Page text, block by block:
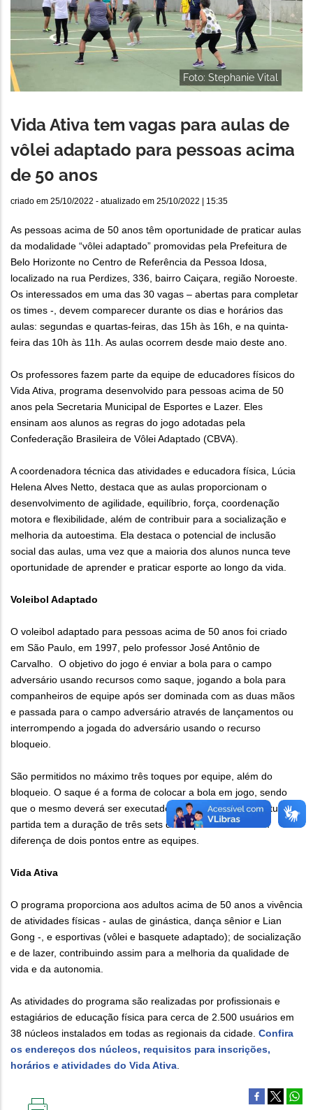
Foto: Stephanie Vital
Vida Ativa tem vagas para aulas de
vôlei adaptado para pessoas acima
de 50 anos
criado em 25/10/2022 - atualizado em 25/10/2022 | 15:35
As pessoas acima de 50 anos têm oportunidade de praticar aulas
da modalidade “vôlei adaptado” promovidas pela Prefeitura de
Belo Horizonte no Centro de Referência da Pessoa Idosa,
localizado na rua Perdizes, 336, bairro Caiçara, região Noroeste.
Os interessados em uma das 30 vagas – abertas para completar
os times -, devem comparecer durante os dias e horários das
aulas: segundas e quartas-feiras, das 15h às 16h, e na quinta-
feira das 10h às 11h. As aulas ocorrem desde maio deste ano.
Os professores fazem parte da equipe de educadores físicos do
Vida Ativa, programa desenvolvido para pessoas acima de 50
anos pela Secretaria Municipal de Esportes e Lazer. Eles
ensinam aos alunos as regras do jogo adotadas pela
Confederação Brasileira de Vôlei Adaptado (CBVA).
A coordenadora técnica das atividades e educadora física, Lúcia
Helena Alves Netto, destaca que as aulas proporcionam o
desenvolvimento de agilidade, equilíbrio, força, coordenação
motora e flexibilidade, além de contribuir para a socialização e
melhoria da autoestima. Ela destaca o potencial de inclusão
social das aulas, uma vez que a maioria dos alunos nunca teve
oportunidade de aprender e praticar esporte ao longo da vida.
Voleibol Adaptado
O voleibol adaptado para pessoas acima de 50 anos foi criado
em São Paulo, em 1997, pelo professor José Antônio de
Carvalho. O objetivo do jogo é enviar a bola para o campo
adversário usando recursos como saque, jogando a bola para
companheiros de equipe após ser dominada com as duas mãos
e passada para o campo adversário através de lançamentos ou
interrompendo a jogada do adversário usando o recurso
bloqueio.
São permitidos no máximo três toques por equipe, além do
bloqueio. O saque é a forma de colocar a bola em jogo, sendo
que o mesmo deverá ser executado abaixo da linha da cintura. A
partida tem a duração de três sets de 15 pontos cada com
diferença de dois pontos entre as equipes.
Vida Ativa
O programa proporciona aos adultos acima de 50 anos a vivência
de atividades físicas - aulas de ginástica, dança sênior e Lian
Gong -, e esportivas (vôlei e basquete adaptado); de socialização
e de lazer, contribuindo assim para a melhoria da qualidade de
vida e da autonomia.
As atividades do programa são realizadas por profissionais e
estagiários de educação física para cerca de 2.500 usuários em
38 núcleos instalados em todas as regionais da cidade. Confira
os endereços dos núcleos, requisitos para inscrições,
horários e atividades do Vida Ativa.